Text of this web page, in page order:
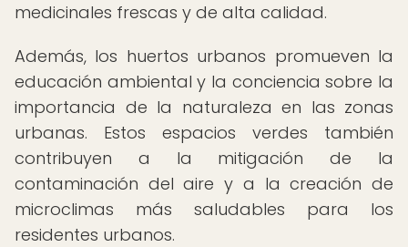
medicinales frescas y de alta calidad.
Además, los huertos urbanos promueven la
educación ambiental y la conciencia sobre la
importancia de la naturaleza en las zonas
urbanas. Estos espacios verdes también
contribuyen a la mitigación de la
contaminación del aire y a la creación de
microclimas más saludables para los
residentes urbanos.